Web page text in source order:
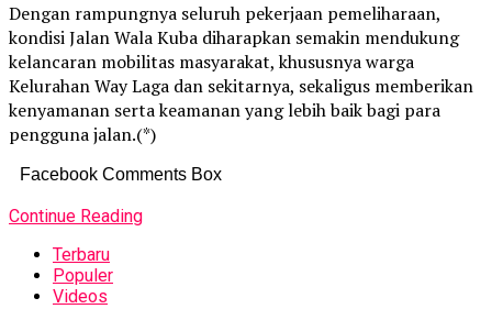
Dengan rampungnya seluruh pekerjaan pemeliharaan,
kondisi Jalan Wala Kuba diharapkan semakin mendukung
kelancaran mobilitas masyarakat, khususnya warga
Kelurahan Way Laga dan sekitarnya, sekaligus memberikan
kenyamanan serta keamanan yang lebih baik bagi para
pengguna jalan.(*)
Facebook Comments Box
Continue Reading
Terbaru
Populer
Videos